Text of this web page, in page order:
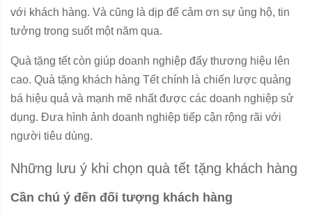
với khách hàng. Và cũng là dịp để cảm ơn sự ủng hộ, tin
tưởng trong suốt một năm qua.
Quà tặng tết còn giúp doanh nghiệp đẩy thương hiệu lên
cao. Quà tặng khách hàng Tết chính là chiến lược quảng
bá hiệu quả và mạnh mẽ nhất được các doanh nghiệp sử
dụng. Đưa hình ảnh doanh nghiệp tiếp cận rộng rãi với
người tiêu dùng.
Những lưu ý khi chọn quà tết tặng khách hàng
Cần chú ý đến đối tượng khách hàng